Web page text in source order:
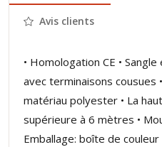
Avis clients
• Homologation CE •
avec terminaisons cousues
matériau polyester • La
supérieure à 6 mètres •
Emballage: boîte de couleur